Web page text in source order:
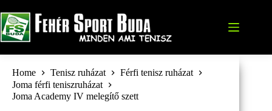
to
content
Home Tenisz ruházat
Férfi tenisz ruházat
Joma férfi teniszruházat
Joma Academy IV melegítő szett